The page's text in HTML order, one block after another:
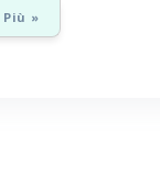
Più »